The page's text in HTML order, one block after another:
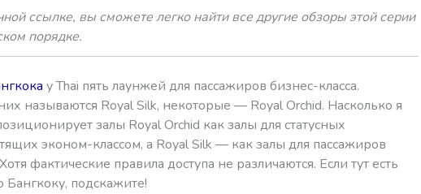
ссылке, вы сможете легко найти все другие обзоры этой серии
порядке.
у Thai пять лаунжей для пассажиров бизнес-класса.
называются Royal Silk, некоторые — Royal Orchid. Насколько я
залы Royal Orchid как залы для статусных
эконом-классом, а Royal Silk — как залы для пассажиров
фактические правила доступа не различаются. Если тут есть
Бангкоку, подскажите!